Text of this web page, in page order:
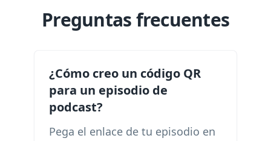
Preguntas frecuentes
¿Cómo creo un código QR
para un episodio de
podcast?
Pega el enlace de tu episodio en